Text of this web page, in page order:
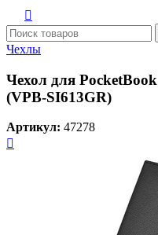

Чехлы
Чехол для
(VPB-SI613GR)
Артикул: 47278
